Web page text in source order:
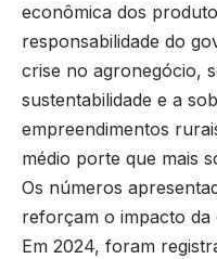
econômica dos
responsabilidade do
crise no agronegócio,
sustentabilidade e a
empreendimentos
médio porte que mais
Os números
reforçam o impacto da
Em 2024, foram